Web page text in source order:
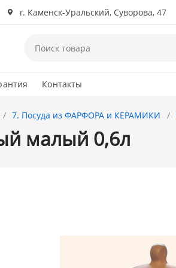
г. Каменск-Уральский, Суворова, 47
Контакты
7. Посуда из ФАРФОРА и КЕРАМИКИ
малый 0,6л